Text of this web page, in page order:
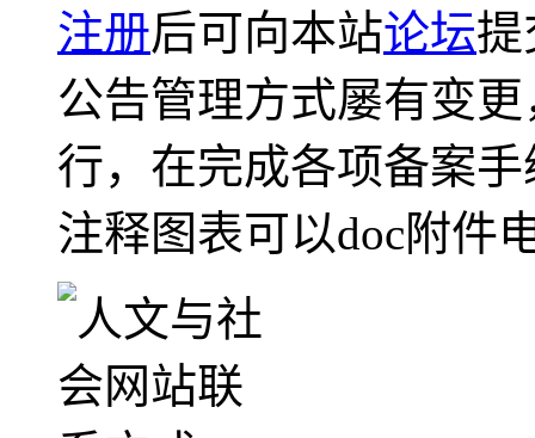
注册后可向本站论坛提
公告管理方式屡有变
行，在完成各项备案
注释图表可以doc附件